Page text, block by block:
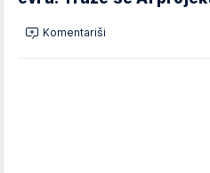
Komentariši